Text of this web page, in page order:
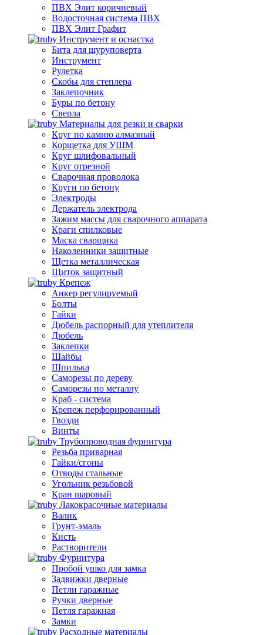
ПВХ Элит коричневый
Водосточная система ПВХ
ПВХ Элит Графит
Инструмент и оснастка
Бита для шуруповерта
Инструмент
Рулетка
Скобы для степлера
Заклепочник
Буры по бетону
Сверла
Материалы для резки и сварки
Круг по камню алмазный
Корщетка для УШМ
Круг шлифовальный
Круг отрезной
Сварочная проволока
Круги по бетону
Электроды
Держатель электрода
Зажим массы для сварочного аппарата
Краги спилковые
Маска сварщика
Наколенники защитные
Щетка металлическая
Щиток защитный
Крепеж
Анкер регулируемый
Болты
Гайки
Дюбель распорный для утеплителя
Дюбель
Заклепки
Шайбы
Шпилька
Саморезы по дереву
Саморезы по металлу
Краб - система
Крепеж перфорированный
Гвозди
Винты
Трубопроводная фурнитура
Резьба приварная
Гайки/сгоны
Отводы стальные
Угольник резьбовой
Кран шаровый
Лакокрасочные материалы
Валик
Грунт-эмаль
Кисть
Растворители
Фурнитура
Пробой ушко для замка
Задвижки дверные
Петли гаражные
Ручки дверные
Петля гаражная
Замки
Расходные материалы